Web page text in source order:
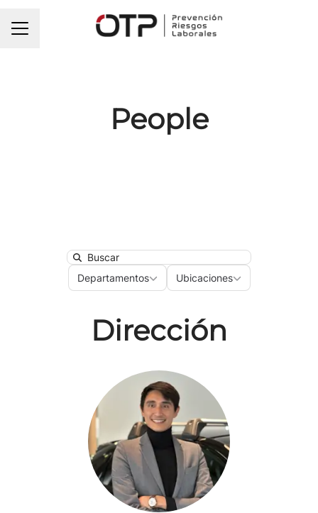
MENÚ DE EMPLEO
People
Search
Departamentos
Departamentos Ubicaciones
Ubicaciones
Dirección